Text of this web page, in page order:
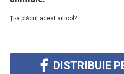
Ţi-a plăcut acest articol?
DISTRIBUIE